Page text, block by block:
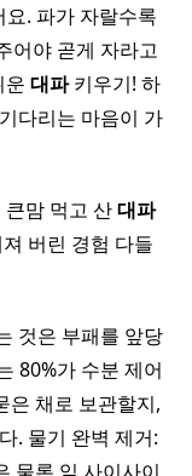
요. 파가 자랄수록
어야 곧게 자라고
운 대파키우기! 하
다리는 마음이 가
맘 먹고 산대파
버린 경험 다들
것은 부패를 앞당
80%가 수분 제어
은 채로 보관할지,
. 물기 완벽 제거: